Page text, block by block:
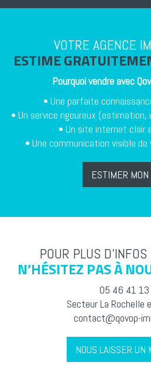
VOTRE AGENCE
ESTIME
Pourquoi vendre avec
• Une parfaite
• Un service rigoureux
• Un site internet clair
• Une communication visible
ESTIMER
POUR PLUS
N’HÉSITEZ PAS À
05 46 41
Secteur La Rochelle
contact@qovop-
NOUS LAISSER UN